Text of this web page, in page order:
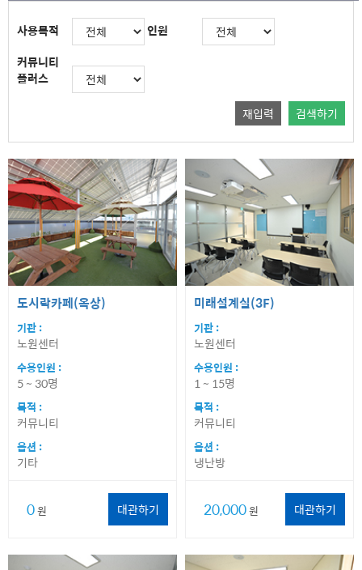
13:30
14:30 15:00 15:30 16:00 16:30 17:00
18:30 19:00 19:30 20:30
사용목적
인원
커뮤니티
플러스
재입력 검색하기
도시락카페(옥상)
기관 :
노원센터
수용인원 :
5 ~ 30명
목적 :
커뮤니티
옵션 :
기타
0원 대관하기
미래설계실(3F)
기관 :
노원센터
수용인원 :
1 ~ 15명
목적 :
커뮤니티
옵션 :
냉난방
20,000원 대관하기